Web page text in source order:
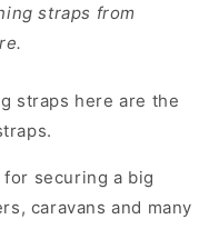
straps from
straps here are the
securing a big
caravans and many